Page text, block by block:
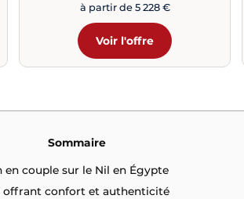
à partir de 5 228 €
Voir l'offre
Sommaire
en couple sur le Nil en Égypte
offrant confort et authenticité